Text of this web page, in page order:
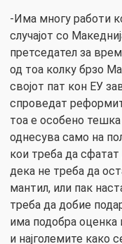
-Има многу работи
случајот со
претседател за
од тоа колку брзо
својот пат кон ЕУ
спроведат
тоа е особено тешка
однесува само на
кои треба да
дека не треба да
мантил, или пак
треба да добие
има подобра оценка
и најголемите како